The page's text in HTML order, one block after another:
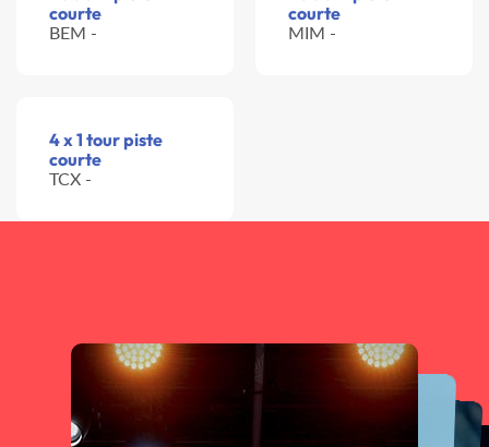
courte
BEM -
courte
MIM -
4 x 1 tour piste
courte
TCX -